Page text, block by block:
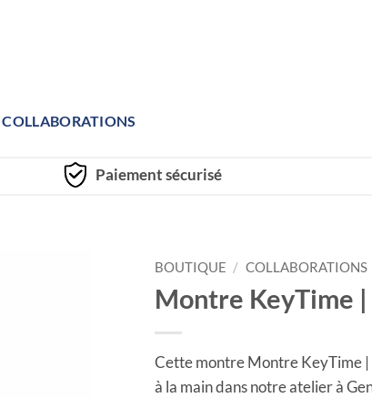
COLLABORATIONS
Paiement sécurisé
BOUTIQUE / COLLABORATIONS
Montre KeyTime |
Cette montre Montre KeyTime |
à la main dans notre atelier à